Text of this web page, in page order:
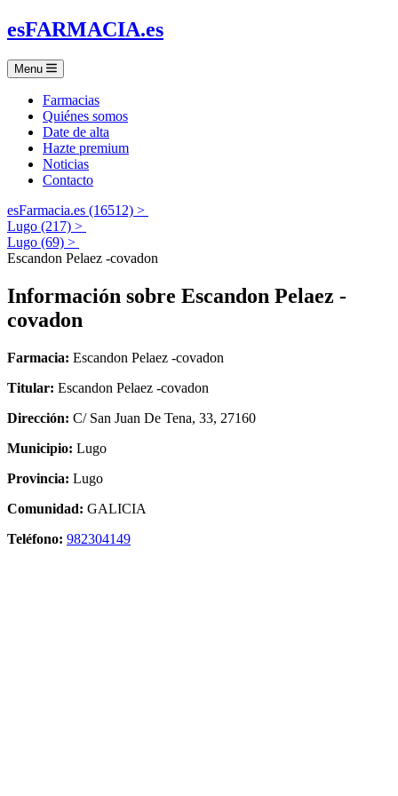
esFARMACIA.es
Menu
Farmacias
Quiénes somos
Date de alta
Hazte premium
Noticias
Contacto
esFarmacia.es (16512) >
Lugo (217) >
Lugo (69) >
Escandon Pelaez -covadon
Información sobre Escandon Pelaez -
covadon
Farmacia: Escandon Pelaez -covadon
Titular: Escandon Pelaez -covadon
Dirección: C/ San Juan De Tena, 33, 27160
Municipio: Lugo
Provincia: Lugo
Comunidad: GALICIA
Teléfono: 982304149